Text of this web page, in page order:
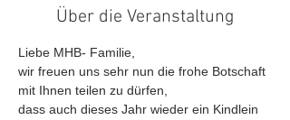
Über die Veranstaltung
Liebe MHB- Familie,
wir freuen uns sehr nun die frohe Botschaft
mit Ihnen teilen zu dürfen,
dass auch dieses Jahr wieder ein Kindlein